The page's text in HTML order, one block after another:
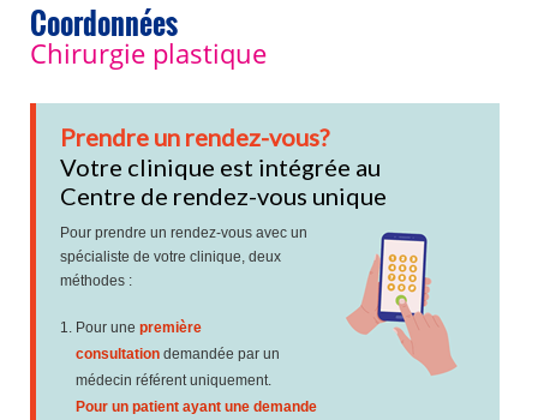
Coordonnées
Chirurgie plastique
Prendre un rendez-vous?
Votre clinique est intégrée au
Centre de rendez-vous unique
Pour prendre un rendez-vous avec un
spécialiste de votre clinique, deux
méthodes :
Pour une première
consultation demandée par un
médecin référent uniquement.
Pour un patient ayant une demande